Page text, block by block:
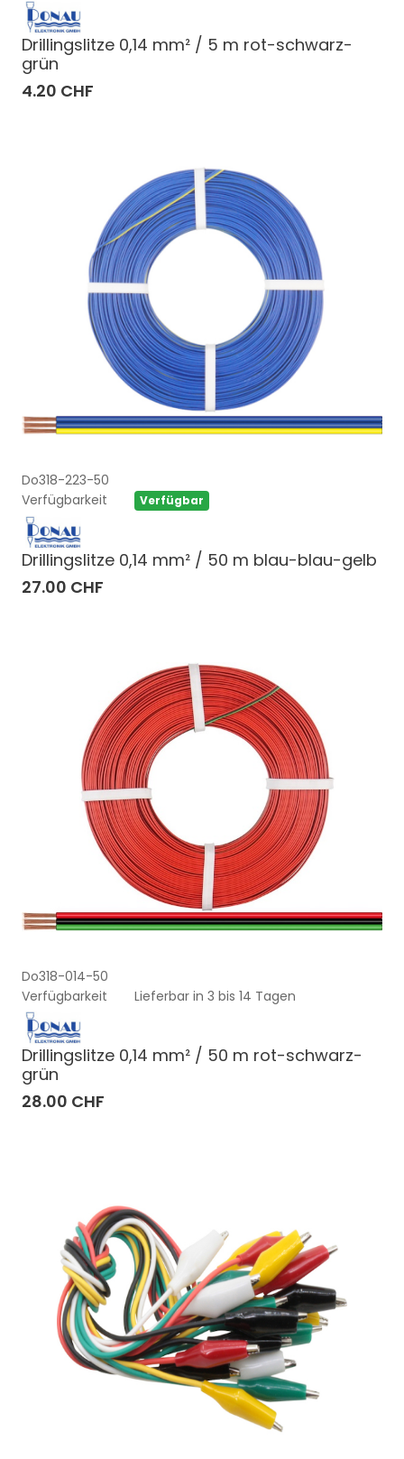
Drillingslitze 0,14 mm² / 5 m rot-schwarz-
grün
4.20 CHF
Do318-223-50
Verfügbarkeit
Verfügbar
Drillingslitze 0,14 mm² / 50 m blau-blau-gelb
27.00 CHF
Do318-014-50
Verfügbarkeit
Lieferbar in 3 bis 14 Tagen
Drillingslitze 0,14 mm² / 50 m rot-schwarz-
grün
28.00 CHF